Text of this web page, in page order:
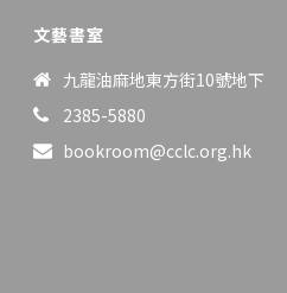
文藝書室
九龍油麻地東方街10號地下
2385-5880
bookroom@cclc.org.hk